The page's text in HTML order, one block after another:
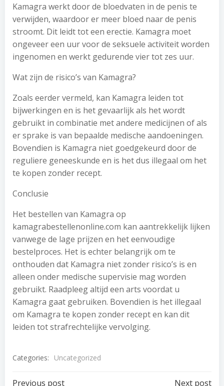
Kamagra werkt door de bloedvaten in de penis te
verwijden, waardoor er meer bloed naar de penis
stroomt. Dit leidt tot een erectie. Kamagra moet
ongeveer een uur voor de seksuele activiteit worden
ingenomen en werkt gedurende vier tot zes uur.
Wat zijn de risico’s van Kamagra?
Zoals eerder vermeld, kan Kamagra leiden tot
bijwerkingen en is het gevaarlijk als het wordt
gebruikt in combinatie met andere medicijnen of als
er sprake is van bepaalde medische aandoeningen.
Bovendien is Kamagra niet goedgekeurd door de
reguliere geneeskunde en is het dus illegaal om het
te kopen zonder recept.
Conclusie
Het bestellen van Kamagra op
kamagrabestellenonline.com kan aantrekkelijk lijken
vanwege de lage prijzen en het eenvoudige
bestelproces. Het is echter belangrijk om te
onthouden dat Kamagra niet zonder risico’s is en
alleen onder medische supervisie mag worden
gebruikt. Raadpleeg altijd een arts voordat u
Kamagra gaat gebruiken. Bovendien is het illegaal
om Kamagra te kopen zonder recept en kan dit
leiden tot strafrechtelijke vervolging.
Categories: Uncategorized
Previous post Next post